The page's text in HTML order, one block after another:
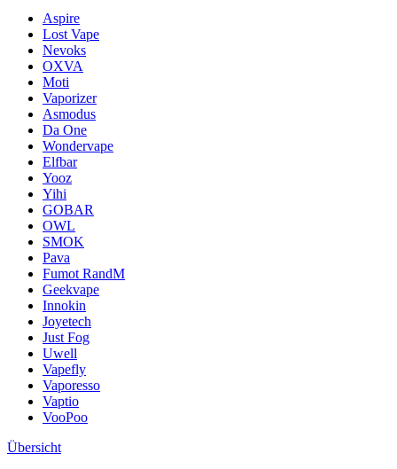
Aspire
Lost Vape
Nevoks
OXVA
Moti
Vaporizer
Asmodus
Da One
Wondervape
Elfbar
Yooz
Yihi
GOBAR
OWL
SMOK
Pava
Fumot RandM
Geekvape
Innokin
Joyetech
Just Fog
Uwell
Vapefly
Vaporesso
Vaptio
VooPoo
Übersicht